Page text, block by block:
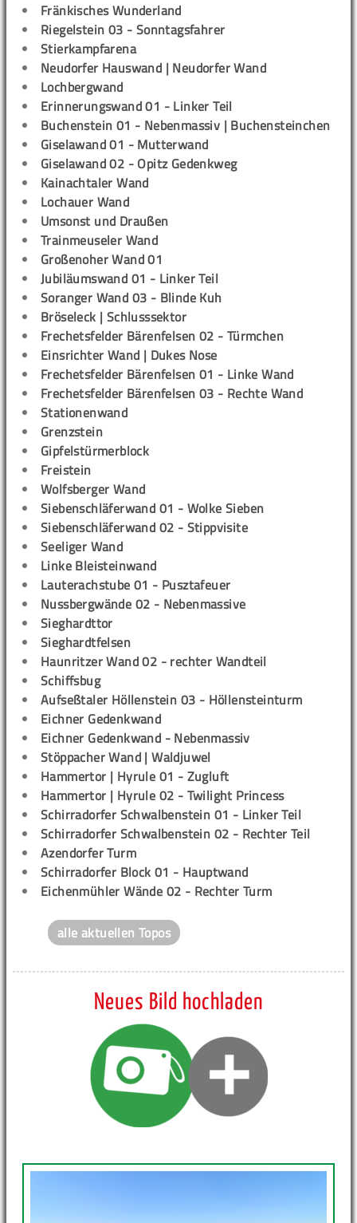
Fränkisches Wunderland
Riegelstein 03 - Sonntagsfahrer
Stierkampfarena
Neudorfer Hauswand | Neudorfer Wand
Lochbergwand
Erinnerungswand 01 - Linker Teil
Buchenstein 01 - Nebenmassiv | Buchensteinchen
Giselawand 01 - Mutterwand
Giselawand 02 - Opitz Gedenkweg
Kainachtaler Wand
Lochauer Wand
Umsonst und Draußen
Trainmeuseler Wand
Großenoher Wand 01
Jubiläumswand 01 - Linker Teil
Soranger Wand 03 - Blinde Kuh
Bröseleck | Schlusssektor
Frechetsfelder Bärenfelsen 02 - Türmchen
Einsrichter Wand | Dukes Nose
Frechetsfelder Bärenfelsen 01 - Linke Wand
Frechetsfelder Bärenfelsen 03 - Rechte Wand
Stationenwand
Grenzstein
Gipfelstürmerblock
Freistein
Wolfsberger Wand
Siebenschläferwand 01 - Wolke Sieben
Siebenschläferwand 02 - Stippvisite
Seeliger Wand
Linke Bleisteinwand
Lauterachstube 01 - Pusztafeuer
Nussbergwände 02 - Nebenmassive
Sieghardttor
Sieghardtfelsen
Haunritzer Wand 02 - rechter Wandteil
Schiffsbug
Aufseßtaler Höllenstein 03 - Höllensteinturm
Eichner Gedenkwand
Eichner Gedenkwand - Nebenmassiv
Stöppacher Wand | Waldjuwel
Hammertor | Hyrule 01 - Zugluft
Hammertor | Hyrule 02 - Twilight Princess
Schirradorfer Schwalbenstein 01 - Linker Teil
Schirradorfer Schwalbenstein 02 - Rechter Teil
Azendorfer Turm
Schirradorfer Block 01 - Hauptwand
Eichenmühler Wände 02 - Rechter Turm
alle aktuellen Topos
Neues Bild hochladen